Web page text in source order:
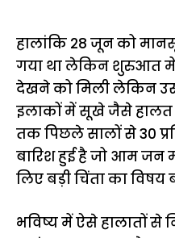
हालांकि 28 जून को
गया था लेकिन शुरुआत में
देखने को मिली लेकिन
इलाकों में सूखे जैसे हालत
तक पिछले सालों से 30
बारिश हुई है जो आम जन
लिए बड़ी चिंता का विषय
भविष्य में ऐसे हालातों